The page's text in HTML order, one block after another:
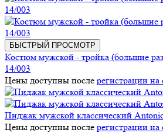
БЫСТРЫЙ ПРОСМОТР
Костюм мужской - тройка (большие
14/003
Цены доступны после регистрации на
Пиджак мужской классический
Цены доступны после регистрации на